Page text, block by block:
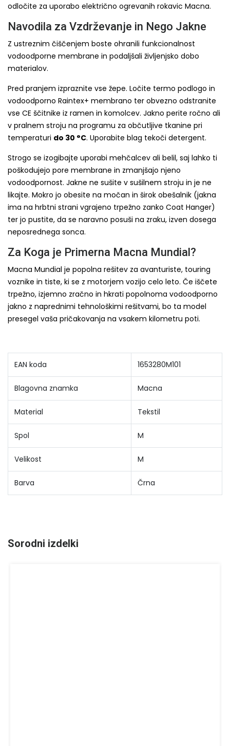
odločite za uporabo električno ogrevanih rokavic Macna.
Navodila za Vzdrževanje in Nego Jakne
Z ustreznim čiščenjem boste ohranili funkcionalnost
vodoodporne membrane in podaljšali življenjsko dobo
materialov.
Pred pranjem izpraznite vse žepe. Ločite termo podlogo in
vodoodporno Raintex+ membrano ter obvezno odstranite
vse CE ščitnike iz ramen in komolcev. Jakno perite ročno ali
v pralnem stroju na programu za občutljive tkanine pri
temperaturi do 30 °C. Uporabite blag tekoči detergent.
Strogo se izogibajte uporabi mehčalcev ali belil, saj lahko ti
poškodujejo pore membrane in zmanjšajo njeno
vodoodpornost. Jakne ne sušite v sušilnem stroju in je ne
likajte. Mokro jo obesite na močan in širok obešalnik (jakna
ima na hrbtni strani vgrajeno trpežno zanko Coat Hanger)
ter jo pustite, da se naravno posuši na zraku, izven dosega
neposrednega sonca.
Za Koga je Primerna Macna Mundial?
Macna Mundial je popolna rešitev za avanturiste, touring
voznike in tiste, ki se z motorjem vozijo celo leto. Če iščete
trpežno, izjemno zračno in hkrati popolnoma vodoodporno
jakno z naprednimi tehnološkimi rešitvami, bo ta model
presegel vaša pričakovanja na vsakem kilometru poti.
EAN koda 1653280M101
Blagovna znamka Macna
Material Tekstil
Spol M
Velikost M
Barva Črna
Sorodni izdelki